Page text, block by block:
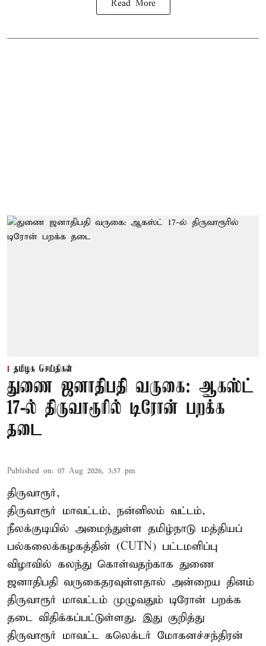
Read More
தமிழக செய்திகள்
துணை ஜனாதிபதி வருகை: ஆகஸ்ட்
17-ல் திருவாரூரில் டிரோன் பறக்க
தடை
Published on: 07 Aug 2026, 3:57 pm
திருவாரூர்,
திருவாரூர் மாவட்டம், நன்னிலம் வட்டம்,
நீலக்குடியில் அமைந்துள்ள தமிழ்நாடு மத்தியப்
பல்கலைக்கழகத்தின் (CUTN) பட்டமளிப்பு
விழாவில் கலந்து கொள்வதற்காக துணை
ஜனாதிபதி வருகைதரவுள்ளதால் அன்றைய தினம்
திருவாரூர் மாவட்டம் முழுவதும் டிரோன் பறக்க
தடை விதிக்கப்பட்டுள்ளது. இது குறித்து
திருவாரூர் மாவட்ட கலெக்டர் மோகனச்சந்திரன்